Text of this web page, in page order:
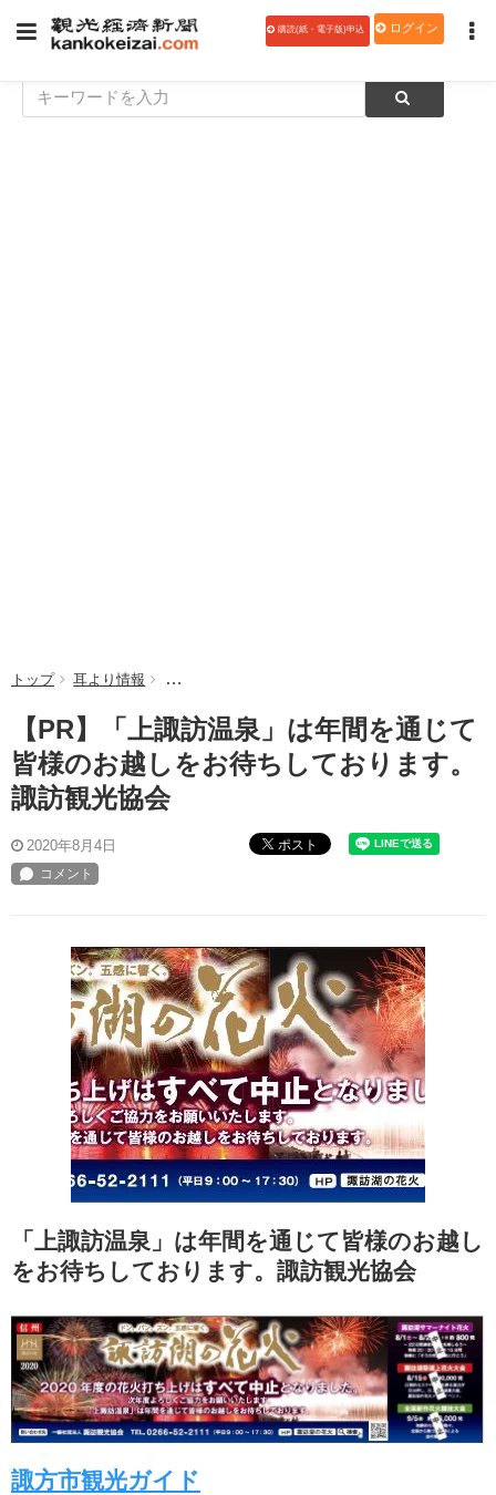
購読(紙・電子版)申込 ログイン
トップ 耳より情報 【PR】「上諏訪温泉」は年間を通じて皆様のお
【PR】「上諏訪温泉」は年間を通じて
皆様のお越しをお待ちしております。
諏訪観光協会
2020年8月4日 ポスト
「上諏訪温泉」は年間を通じて皆様のお越し
をお待ちしております。諏訪観光協会
諏方市観光ガイド